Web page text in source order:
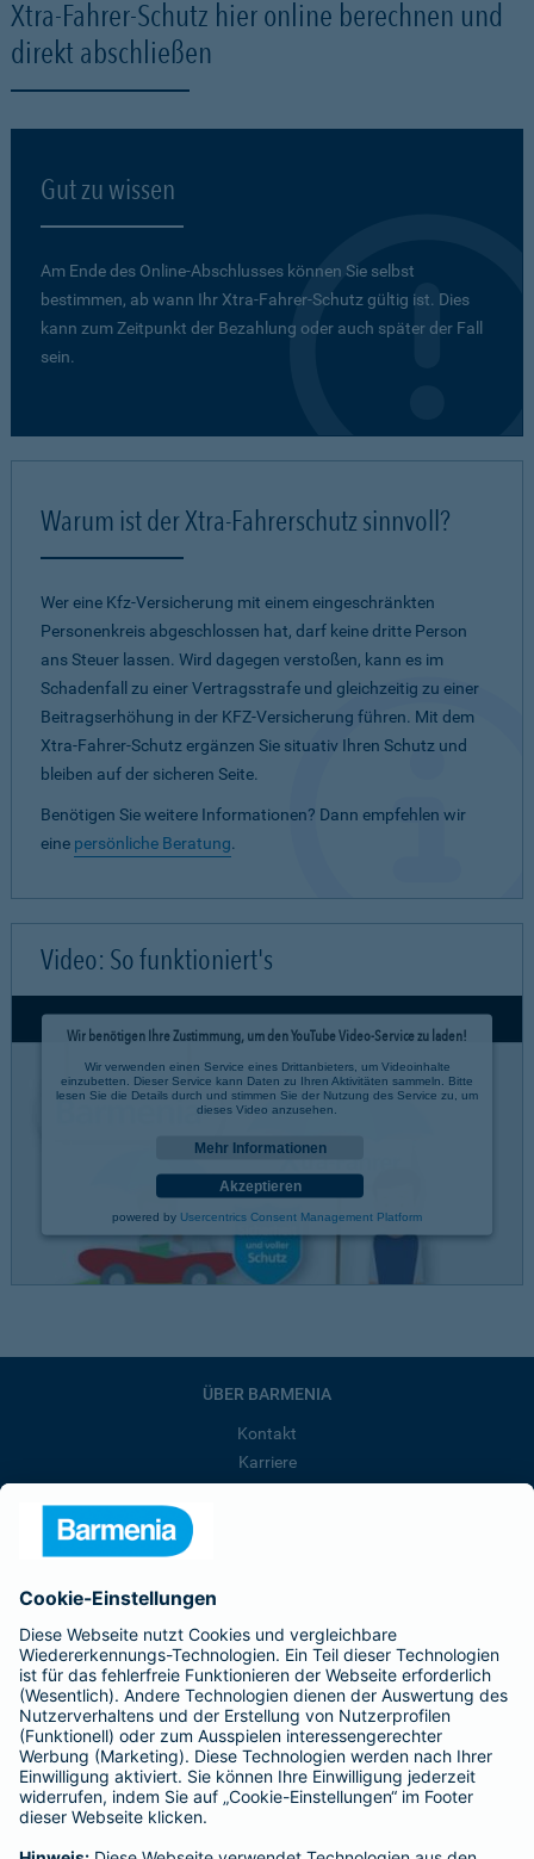
Xtra-Fahrer-Schutz hier online berechnen und
direkt abschließen
Gut zu wissen
Am Ende des Online-Abschlusses können Sie selbst
bestimmen, ab wann Ihr Xtra-Fahrer-Schutz gültig ist. Dies
kann zum Zeitpunkt der Bezahlung oder auch später der Fall
sein.
Warum ist der Xtra-Fahrerschutz sinnvoll?
Wer eine Kfz-Versicherung mit einem eingeschränkten
Personenkreis abgeschlossen hat, darf keine dritte Person
ans Steuer lassen. Wird dagegen verstoßen, kann es im
Schadenfall zu einer Vertragsstrafe und gleichzeitig zu einer
Beitragserhöhung in der KFZ-Versicherung führen. Mit dem
Xtra-Fahrer-Schutz ergänzen Sie situativ Ihren Schutz und
bleiben auf der sicheren Seite.
Benötigen Sie weitere Informationen? Dann empfehlen wir
eine persönliche Beratung.
Video: So funktioniert's
Wir benötigen Ihre Zustimmung, um den YouTube Video-Service zu laden!
Wir verwenden einen Service eines Drittanbieters, um Videoinhalte
einzubetten. Dieser Service kann Daten zu Ihren Aktivitäten sammeln. Bitte
lesen Sie die Details durch und stimmen Sie der Nutzung des Service zu, um
dieses Video anzusehen.
Mehr Informationen
Akzeptieren
powered by Usercentrics Consent Management Platform
ÜBER BARMENIA
Kontakt
Karriere
Barmenia ist Teil der BarmeniaGothaer
BELIEBTE SEITEN
Kranken-Zusatzversicherung
Tierversicherungen
Haftpflichtversicherung
Hausratversicherung